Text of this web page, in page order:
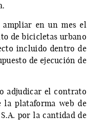
ampliar en un mes el
de bicicletas urbano
incluido dentro de
de ejecución de
adjudicar el contrato
plataforma web de
por la cantidad de